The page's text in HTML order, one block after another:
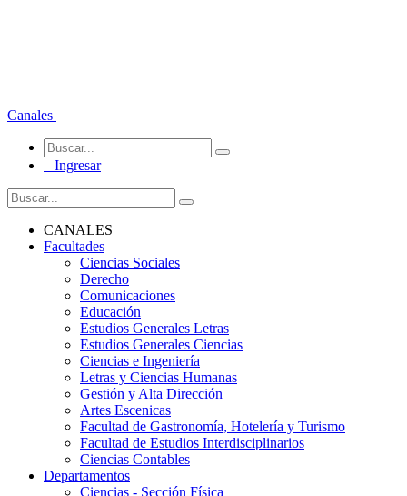
Canales
Ingresar
CANALES
Facultades
Ciencias Sociales
Derecho
Comunicaciones
Educación
Estudios Generales Letras
Estudios Generales Ciencias
Ciencias e Ingeniería
Letras y Ciencias Humanas
Gestión y Alta Dirección
Artes Escenicas
Facultad de Gastronomía, Hotelería y Turismo
Facultad de Estudios Interdisciplinarios
Ciencias Contables
Departamentos
Ciencias - Sección Física